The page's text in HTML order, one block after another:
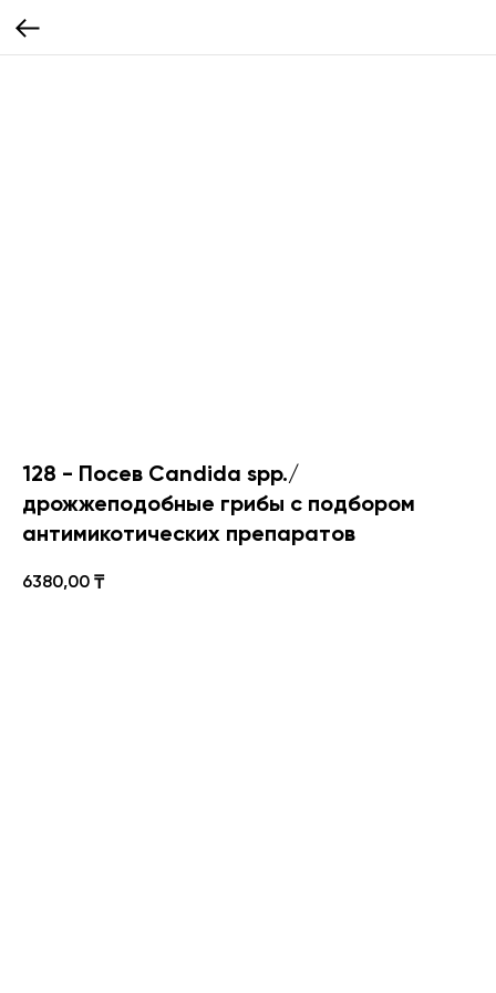
128 - Посев Candida spp./
дрожжеподобные грибы с подбором
антимикотических препаратов
6380,00 ₸